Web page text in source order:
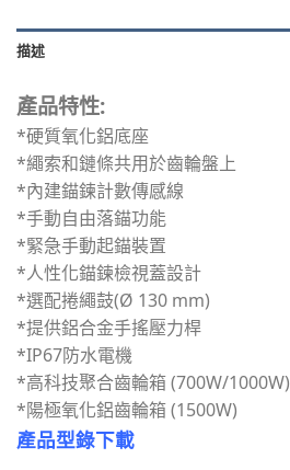
描述
產品特性:
*硬質氧化鋁底座
*繩索和鏈條共用於齒輪盤上
*內建錨鍊計數傳感線
*手動自由落錨功能
*緊急手動起錨裝置
*人性化錨鍊檢視蓋設計
*選配捲繩鼓(Ø 130 mm)
*提供鋁合金手搖壓力桿
*IP67防水電機
*高科技聚合齒輪箱 (700W/1000W)
*陽極氧化鋁齒輪箱 (1500W)
產品型錄下載